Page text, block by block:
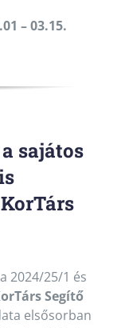
– 03.15.
sajátos
2024/25/1 és
Segítő
elsősorban